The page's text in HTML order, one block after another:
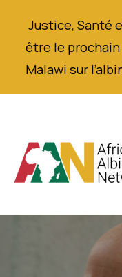
Justice,Santé
être le
Malawi sur